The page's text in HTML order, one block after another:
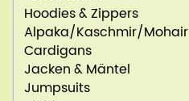
Hoodies & Zippers
Alpaka/Kaschmir/Mohair
Cardigans
Jacken & Mäntel
Jumpsuits